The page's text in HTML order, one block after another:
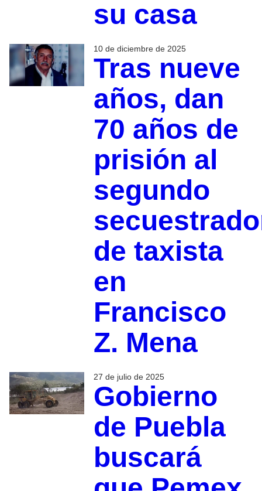
su casa
10 de diciembre de 2025
Tras nueve
años, dan
70 años de
prisión al
segundo
de taxista
en
Francisco
Z. Mena
27 de julio de 2025
Gobierno
de Puebla
buscará